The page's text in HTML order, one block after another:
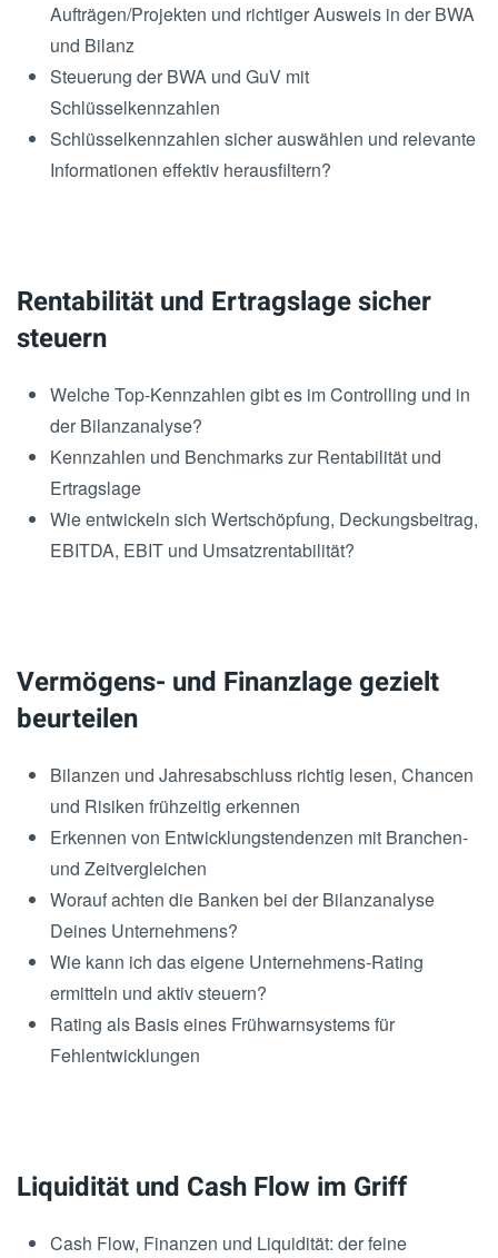
Aufträgen/Projekten und richtiger Ausweis in der BWA
und Bilanz
Steuerung der BWA und GuV mit
Schlüsselkennzahlen
Schlüsselkennzahlen sicher auswählen und relevante
Informationen effektiv herausfiltern?
Rentabilität und Ertragslage sicher
steuern
Welche Top-Kennzahlen gibt es im Controlling und in
der Bilanzanalyse?
Kennzahlen und Benchmarks zur Rentabilität und
Ertragslage
Wie entwickeln sich Wertschöpfung, Deckungsbeitrag,
EBITDA, EBIT und Umsatzrentabilität?
Vermögens- und Finanzlage gezielt
beurteilen
Bilanzen und Jahresabschluss richtig lesen, Chancen
und Risiken frühzeitig erkennen
Erkennen von Entwicklungstendenzen mit Branchen-
und Zeitvergleichen
Worauf achten die Banken bei der Bilanzanalyse
Deines Unternehmens?
Wie kann ich das eigene Unternehmens-Rating
ermitteln und aktiv steuern?
Rating als Basis eines Frühwarnsystems für
Fehlentwicklungen
Liquidität und Cash Flow im Griff
Cash Flow, Finanzen und Liquidität: der feine